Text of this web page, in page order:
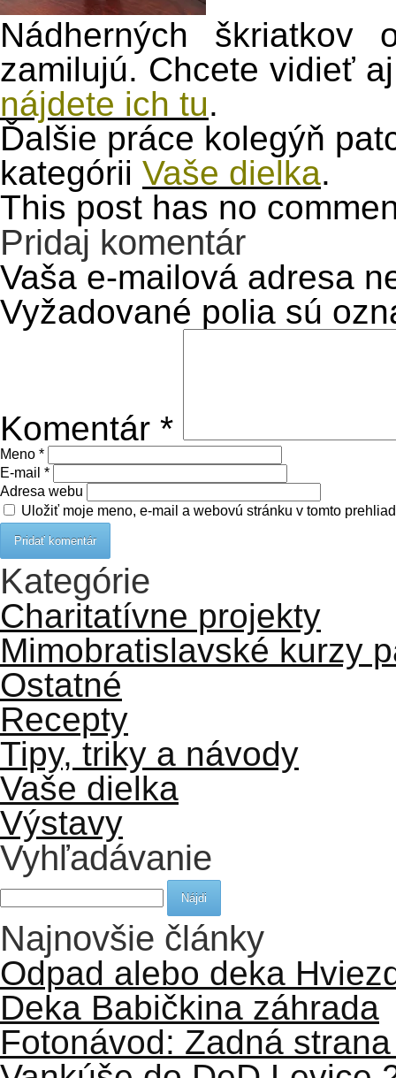
Nádherných
zamilujú. Chcete vidieť
nájdete ich tu.
Ďalšie práce kolegýň
kategórii Vaše dielka.
This post has no
Pridaj komentár
Vaša e-mailová adresa
Vyžadované polia sú
Komentár *
Meno *
E-mail *
Adresa webu
Uložiť moje meno, e-mail a webovú stránku v tomto
Kategórie
Charitatívne projekty
Mimobratislavské kurzy
Ostatné
Recepty
Tipy, triky a návody
Vaše dielka
Výstavy
Vyhľadávanie
Hľadať:
Najnovšie články
Odpad alebo deka
Deka Babičkina záhrada
Fotonávod: Zadná